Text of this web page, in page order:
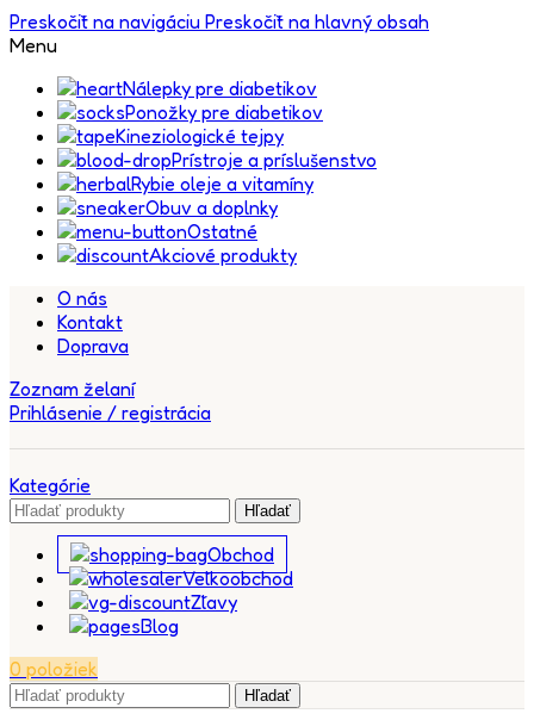
Preskočiť na navigáciu Preskočiť na hlavný obsah
Menu
Nálepky pre diabetikov
Ponožky pre diabetikov
Kineziologické tejpy
Prístroje a príslušenstvo
Rybie oleje a vitamíny
Obuv a doplnky
Ostatné
Akciové produkty
O nás
Kontakt
Doprava
Zoznam želaní
Prihlásenie / registrácia
Kategórie
Hľadať
Obchod
Veľkoobchod
Zľavy
Blog
0 položiek
Hľadať